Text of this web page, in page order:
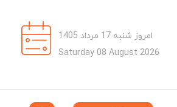
امروز شنبه 17 مرداد 1405
Saturday 08 August 2026